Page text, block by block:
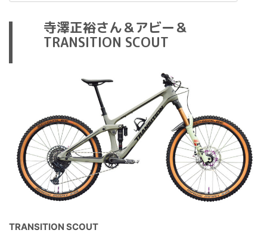
寺澤正裕さん＆アビー＆
TRANSITION SCOUT
TRANSITION SCOUT